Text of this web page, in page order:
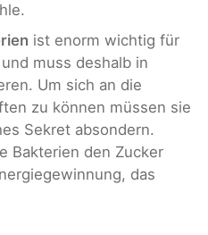
ist enorm wichtig für
und muss deshalb in
Um sich an die
zu können müssen sie
Sekret absondern.
Bakterien den Zucker
das